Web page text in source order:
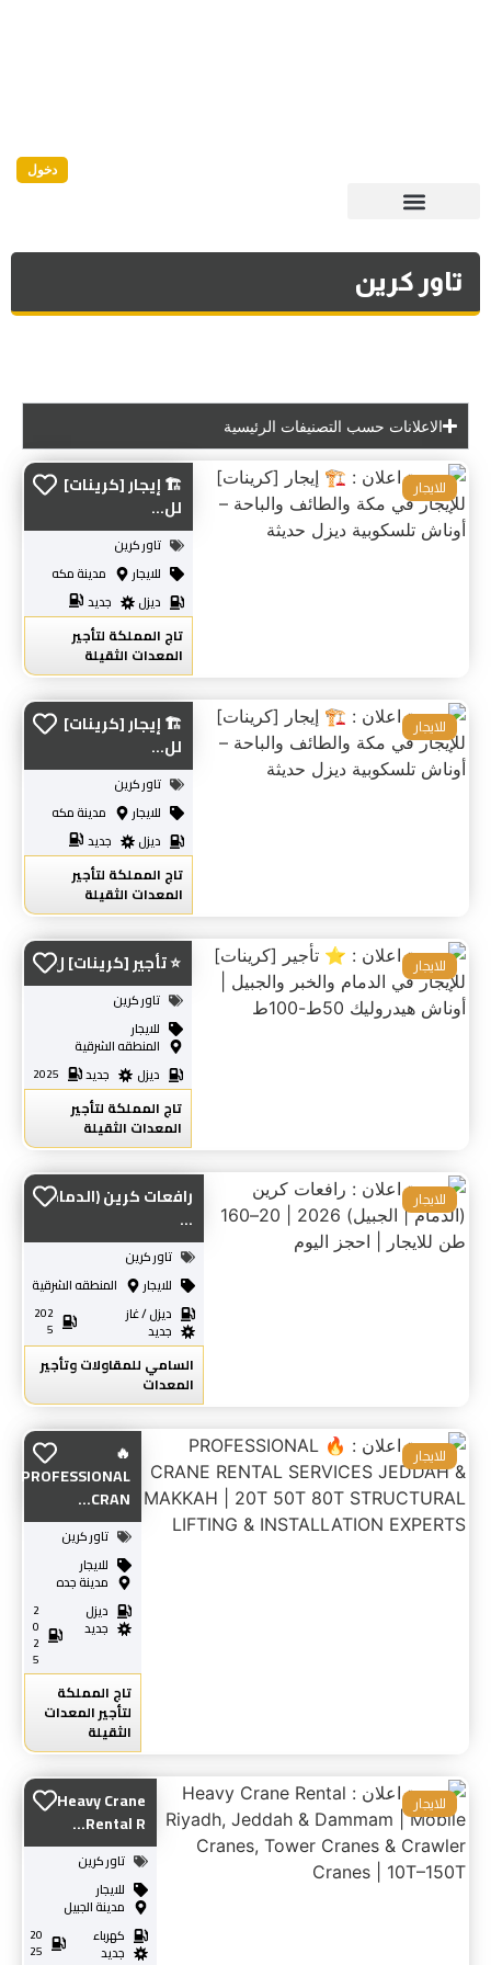
دخول
تاور كرين
الاعلانات حسب التصنيفات الرئيسية
🏗️ إيجار [كرينات]
لل...
تاور كرين
للايجار
مدينة مكه
ديزل
جديد
تاج المملكة لتأجير
المعدات الثقيلة
للايجار
🏗️ إيجار [كرينات]
لل...
تاور كرين
للايجار
مدينة مكه
ديزل
جديد
تاج المملكة لتأجير
المعدات الثقيلة
للايجار
​⭐ تأجير [كرينات] ل...
تاور كرين
للايجار
المنطقه الشرقية
ديزل
جديد 2025
تاج المملكة لتأجير
المعدات الثقيلة
للايجار
رافعات كرين (الدمام
...
تاور كرين
للايجار
المنطقه الشرقية
ديزل / غاز
جديد
202
5
السامي للمقاولات وتأجير
المعدات
للايجار
🔥
PROFESSIONAL
CRAN...
تاور كرين
للايجار
مدينة جده
ديزل
جديد
2
0
2
5
تاج المملكة
لتأجير المعدات
الثقيلة
للايجار
Heavy Crane
Rental R...
تاور كرين
للايجار
مدينة الجبيل
كهرباء
جديد
20
25
للايجار